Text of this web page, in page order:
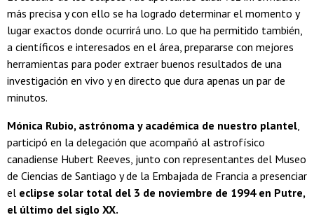
más precisa y con ello se ha logrado determinar el momento y
lugar exactos donde ocurrirá uno. Lo que ha permitido también,
a científicos e interesados en el área, prepararse con mejores
herramientas para poder extraer buenos resultados de una
investigación en vivo y en directo que dura apenas un par de
minutos.
Mónica Rubio, astrónoma y académica de nuestro plantel
participó en la delegación que acompañó al astrofísico
canadiense Hubert Reeves, junto con representantes del Museo
de Ciencias de Santiago y de la Embajada de Francia a presenciar
el eclipse solar total del 3 de noviembre de 1994 en Putre,
el último del siglo XX.